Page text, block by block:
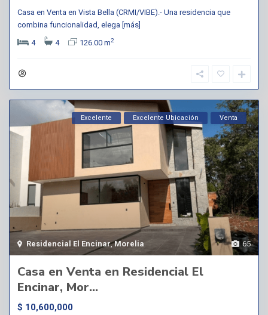
Casa en Venta en Vista Bella (CRMI/VIBE).- Una residencia que
combina funcionalidad, elega [más]
4
4 126.00 m2
65
Residencial El Encinar,Morelia
Excelente Excelente Ubicación Venta
Casa en Venta en Residencial El
Encinar, Mor...
$ 10,600,000